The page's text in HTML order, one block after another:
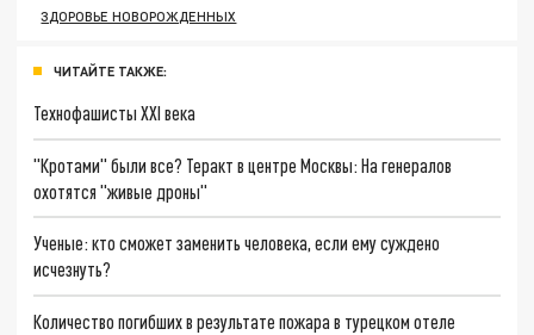
ЗДОРОВЬЕ НОВОРОЖДЕННЫХ
ЧИТАЙТЕ ТАКЖЕ:
Технофашисты XXI века
"Кротами" были все? Теракт в центре Москвы: На генералов
охотятся "живые дроны"
Ученые: кто сможет заменить человека, если ему суждено
исчезнуть?
Количество погибших в результате пожара в турецком отеле